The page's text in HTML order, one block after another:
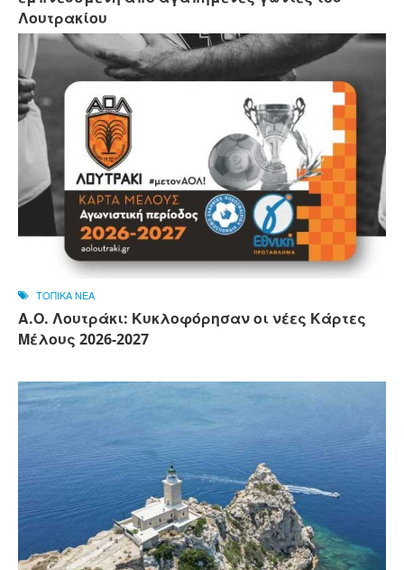
Λουτρακίου
ΤΟΠΙΚΑ ΝΕΑ
Α.Ο. Λουτράκι: Κυκλοφόρησαν οι νέες Κάρτες
Μέλους 2026-2027